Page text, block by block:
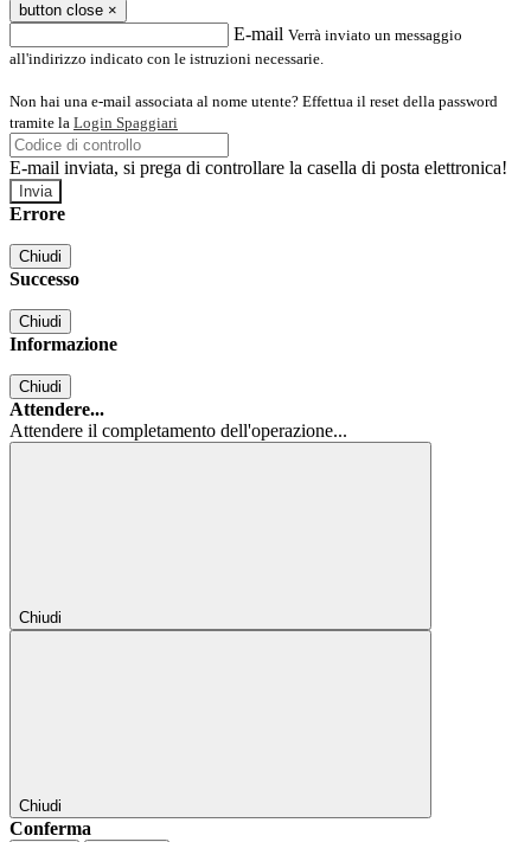
button close ×
E-mail Verrà inviato un messaggio
all'indirizzo indicato con le istruzioni necessarie.
Non hai una e-mail associata al nome utente? Effettua il reset della password
tramite la Login Spaggiari
E-mail inviata, si prega di controllare la casella di posta elettronica!
Errore
Chiudi
Successo
Chiudi
Informazione
Chiudi
Attendere...
Attendere il completamento dell'operazione...
Chiudi
Chiudi
Conferma